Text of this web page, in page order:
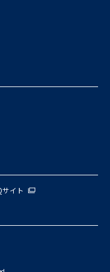
サイト